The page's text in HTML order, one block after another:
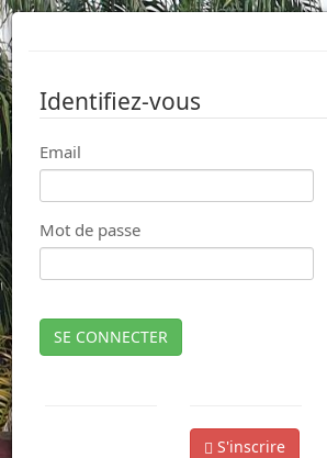
Identifiez-vous
Email
Mot de passe
SE CONNECTER
S'inscrire